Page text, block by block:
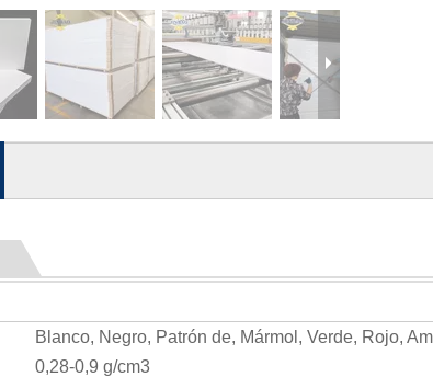
Blanco, Negro, Patrón de, Mármol, Verde, Rojo,
0,28-0,9 g/cm3